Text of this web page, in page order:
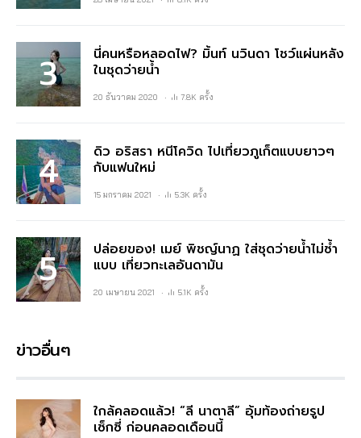
นี่คนหรือหลอดไฟ? มิ้นท์ นวินดา โชว์แผ่นหลัง
ในชุดว่ายน้ำ
20 ธันวาคม 2020 7.8K ครั้ง
ดิว อริสรา หนีโควิด ไปเที่ยวภูเก็ตแบบยาวๆ
กับแฟนใหม่
15 มกราคม 2021 5.3K ครั้ง
ปล่อยของ! เมย์ พิชญ์นาฏ ใส่ชุดว่ายน้ำไม่ซ้ำ
แบบ เที่ยวทะเลอันดามัน
20 เมษายน 2021 5.1K ครั้ง
ข่าวอื่นๆ
ใกล้คลอดแล้ว! “ลี นาตาลี” อุ้มท้องถ่ายรูป
เซ็กซี่ ก่อนคลอดเดือนนี้